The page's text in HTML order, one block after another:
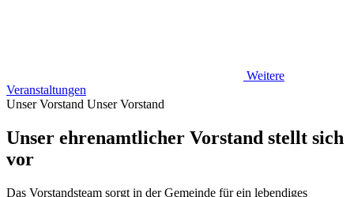
Weitere
Veranstaltungen
Unser Vorstand Unser Vorstand
Unser ehrenamtlicher Vorstand stellt sich
vor
Das Vorstandsteam sorgt in der Gemeinde für ein lebendiges